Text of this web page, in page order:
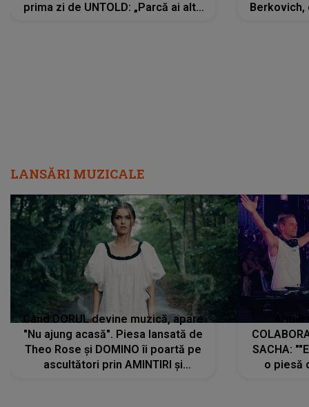
prima zi de UNTOLD: „Parcă ai altă
LANSĂRI MUZICALE
Când DORUL devine muzică, apare
"Nu ajung acasă". Piesa lansată de
Theo Rose și DOMINO îi poartă pe
ascultători prin AMINTIRI și
SACHA:
o piesă